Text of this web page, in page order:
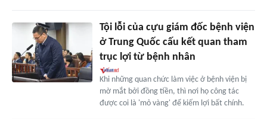
Tội lỗi của cựu giám đốc bệnh viện
ở Trung Quốc cấu kết quan tham
trục lợi từ bệnh nhân
Khi những quan chức làm việc ở bệnh viện bị
mờ mắt bởi đồng tiền, thì nơi họ công tác
được coi là 'mỏ vàng' để kiếm lợi bất chính.